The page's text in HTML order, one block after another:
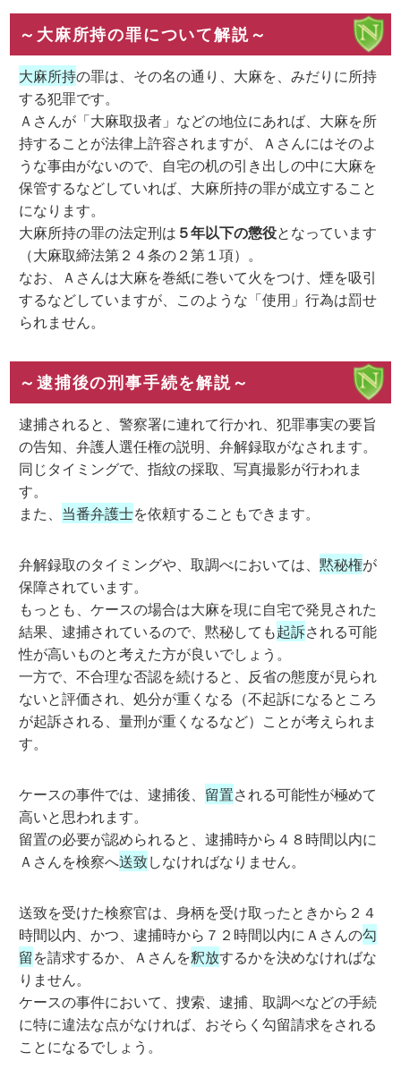
～大麻所持の罪について解説～
大麻所持の罪は、その名の通り、大麻を、みだりに所持
する犯罪です。
Ａさんが「大麻取扱者」などの地位にあれば、大麻を所
持することが法律上許容されますが、Ａさんにはそのよ
うな事由がないので、自宅の机の引き出しの中に大麻を
保管するなどしていれば、大麻所持の罪が成立すること
になります。
大麻所持の罪の法定刑は ５年以下の懲役となっています
（大麻取締法第２４条の２第１項）。
なお、Ａさんは大麻を巻紙に巻いて火をつけ、煙を吸引
するなどしていますが、このような「使用」行為は罰せ
られません。
～逮捕後の刑事手続を解説～
逮捕されると、警察署に連れて行かれ、犯罪事実の要旨
の告知、弁護人選任権の説明、弁解録取がなされます。
同じタイミングで、指紋の採取、写真撮影が行われま
す。
また、 当番弁護士を依頼することもできます。
弁解録取のタイミングや、取調べにおいては、黙秘権が
保障されています。
もっとも、ケースの場合は大麻を現に自宅で発見された
結果、逮捕されているので、黙秘しても起訴される可能
性が高いものと考えた方が良いでしょう。
一方で、不合理な否認を続けると、反省の態度が見られ
ないと評価され、処分が重くなる（不起訴になるところ
が起訴される、量刑が重くなるなど）ことが考えられま
す。
ケースの事件では、逮捕後、 留置される可能性が極めて
高いと思われます。
留置の必要が認められると、逮捕時から４８時間以内に
Ａさんを検察へ送致しなければなりません。
送致を受けた検察官は、身柄を受け取ったときから２４
時間以内、かつ、逮捕時から７２時間以内にＡさんの勾
留を請求するか、Ａさんを釈放するかを決めなければな
りません。
ケースの事件において、捜索、逮捕、取調べなどの手続
に特に違法な点がなければ、おそらく勾留請求をされる
ことになるでしょう。